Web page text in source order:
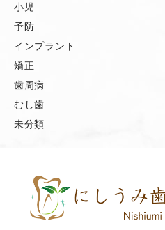
小児
予防
インプラント
矯正
歯周病
むし歯
未分類